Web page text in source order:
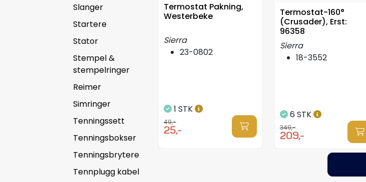
Slanger
Startere
Stator
Stempel &
stempelringer
Reimer
Simringer
Tenningssett
Tenningsbokser
Tenningsbrytere
Tennplugg kabel
Termostat Pakning,
Westerbeke
Sierra
23-0802
1 STK
49,-
25,-
Termostat-160°
(Crusader), Erst:
96358
Sierra
18-3552
6 STK
349,-
209,-